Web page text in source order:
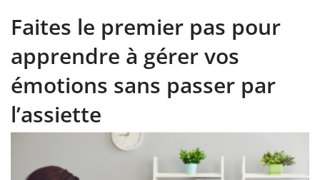
Faites le premier pas pour
apprendre à gérer vos
émotions sans passer par
l’assiette